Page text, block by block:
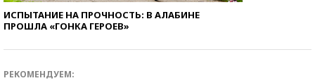
ИСПЫТАНИЕ НА ПРОЧНОСТЬ: В АЛАБИНЕ
ПРОШЛА «ГОНКА ГЕРОЕВ»
РЕКОМЕНДУЕМ: